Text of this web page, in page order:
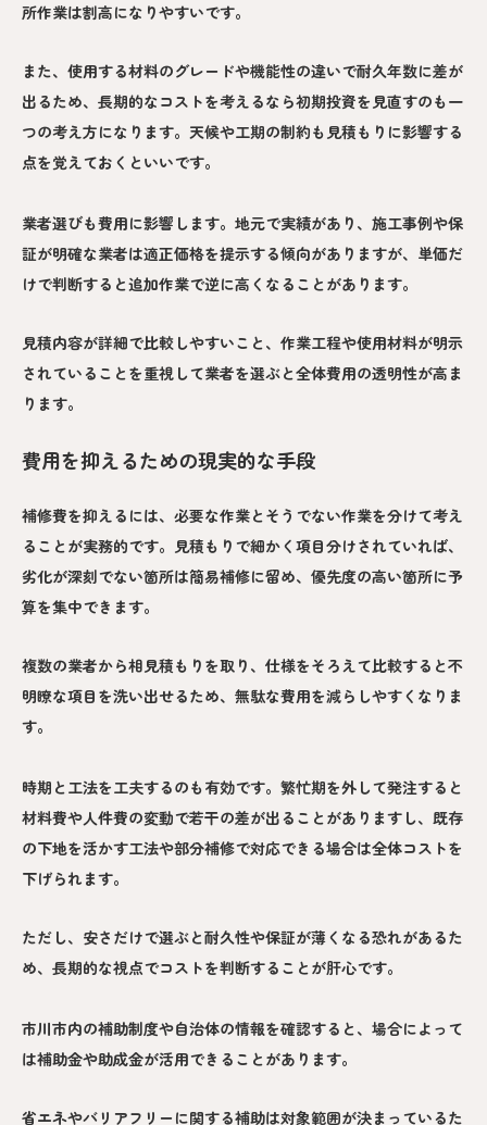
所作業は割高になりやすいです。
また、使用する材料のグレードや機能性の違いで耐久年数に差が
出るため、長期的なコストを考えるなら初期投資を見直すのも一
つの考え方になります。天候や工期の制約も見積もりに影響する
点を覚えておくといいです。
業者選びも費用に影響します。地元で実績があり、施工事例や保
証が明確な業者は適正価格を提示する傾向がありますが、単価だ
けで判断すると追加作業で逆に高くなることがあります。
見積内容が詳細で比較しやすいこと、作業工程や使用材料が明示
されていることを重視して業者を選ぶと全体費用の透明性が高ま
ります。
費用を抑えるための現実的な手段
補修費を抑えるには、必要な作業とそうでない作業を分けて考え
ることが実務的です。見積もりで細かく項目分けされていれば、
劣化が深刻でない箇所は簡易補修に留め、優先度の高い箇所に予
算を集中できます。
複数の業者から相見積もりを取り、仕様をそろえて比較すると不
明瞭な項目を洗い出せるため、無駄な費用を減らしやすくなりま
す。
時期と工法を工夫するのも有効です。繁忙期を外して発注すると
材料費や人件費の変動で若干の差が出ることがありますし、既存
の下地を活かす工法や部分補修で対応できる場合は全体コストを
下げられます。
ただし、安さだけで選ぶと耐久性や保証が薄くなる恐れがあるた
め、長期的な視点でコストを判断することが肝心です。
市川市内の補助制度や自治体の情報を確認すると、場合によって
は補助金や助成金が活用できることがあります。
省エネやバリアフリーに関する補助は対象範囲が決まっているた